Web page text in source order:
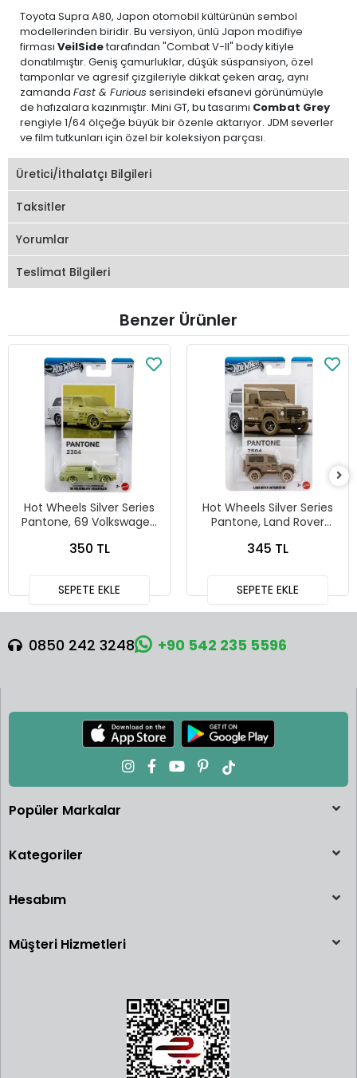
Toyota Supra A80, Japon otomobil kültürünün sembol
modellerinden biridir. Bu versiyon, ünlü Japon modifiye
firması VeilSidetarafından "Combat V-II" body kitiyle
donatılmıştır. Geniş çamurluklar, düşük süspansiyon, özel
tamponlar ve agresif çizgileriyle dikkat çeken araç, aynı
zamanda Fast & Furious serisindeki efsanevi görünümüyle
de hafızalara kazınmıştır. Mini GT, bu tasarımı Combat Grey
rengiyle 1/64 ölçeğe büyük bir özenle aktarıyor. JDM severler
ve film tutkunları için özel bir koleksiyon parçası.
Üretici/İthalatçı Bilgileri
Taksitler
Yorumlar
Teslimat Bilgileri
Benzer Ürünler
Hot Wheels Silver Series
Pantone, 69 Volkswagen
350 TL
SEPETE EKLE
Hot Wheels Silver Series
Pantone, Land Rover
345 TL
SEPETE EKLE
0850 242 3248 +90 542 235 5596
Popüler Markalar
Kategoriler
Hesabım
Müşteri Hizmetleri